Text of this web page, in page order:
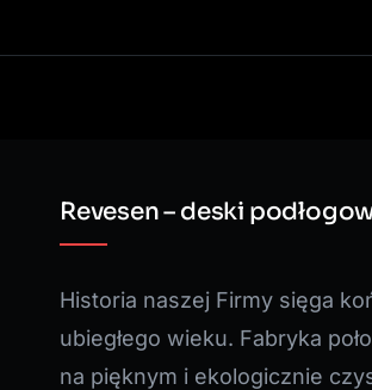
Revesen – deski
Historia naszej Firmy sięga
ubiegłego wieku. Fabryka
na pięknym i ekologicznie